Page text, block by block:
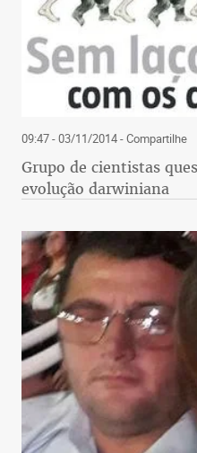
09:47 - 03/11/2014- Compartilhe
Grupo de cientistas
evolução darwiniana